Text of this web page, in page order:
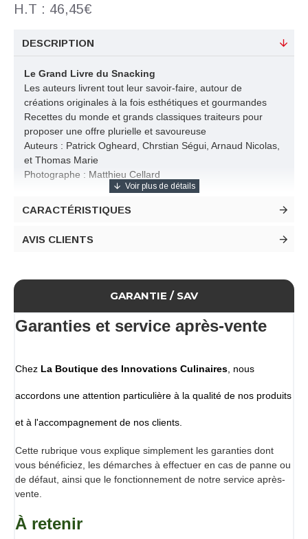
H.T : 46,45€
DESCRIPTION
Le Grand Livre du Snacking
Les auteurs livrent tout leur savoir-faire, autour de
créations originales à la fois esthétiques et gourmandes
Recettes du monde et grands classiques traiteurs pour
proposer une offre plurielle et savoureuse
Auteurs : Patrick Ogheard, Chrstian Ségui, Arnaud Nicolas,
et Thomas Marie
Photographe : Matthieu Cellard
Caractéristiques
Format 299 x 223 mm
de la charcuterie, du traiteur et de la boulangerie-pâtisserie
se réunissent pour écrire une bible du snacking, cela donne
forcément naissance à un livre de référence.
et des grands classiques traiteur, pour livrer des créations
Du jambon-beurre à la quiche lorraine, en passant par le
lobster roll, le fish & chips, les falafels ou le feuilleté
jambon, nos quatre chefs mettent en commun tout leur
savoir-faire et dévoilent une
offre plurielle et savoureuse.
À l'heure où les restaurants se réinventent, la cuisine à
emporter s'affranchit dans cet ouvrage des clichés du fast-
Chef de la Bastide de Moustiers, second de cuisine au
CARACTÉRISTIQUES
AVIS CLIENTS
GARANTIE / SAV
Garanties et service après-vente
Chez La Boutique des Innovations Culinaires , nous
accordons une attention particulière à la qualité de nos produits
et à l'accompagnement de nos clients.
Cette rubrique vous explique simplement les garanties dont
vous bénéficiez, les démarches à effectuer en cas de panne ou
de défaut, ainsi que le fonctionnement de notre service après-
vente.
À retenir